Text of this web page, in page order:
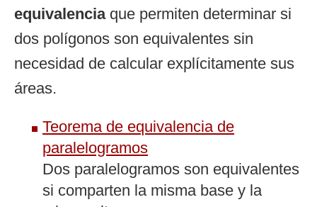
equivalenciaque permiten determinar si
dos polígonos son equivalentes sin
necesidad de calcular explícitamente sus
áreas.
Teorema de equivalencia de
paralelogramos
Dos paralelogramos son equivalentes
si comparten la misma base y la